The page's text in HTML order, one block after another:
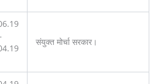
संयुक्त मोर्चा सरकार।